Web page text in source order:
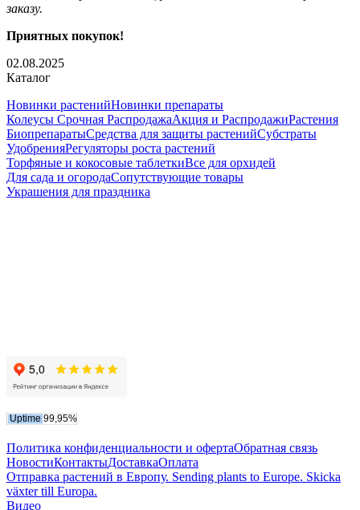
заказу.
Приятных покупок!
02.08.2025
Каталог
Новинки растенийНовинки препараты
Колеусы Срочная РаспродажаАкция и РаспродажиРастения
БиопрепаратыСредства для защиты растенийСубстраты
УдобренияРегуляторы роста растений
Торфяные и кокосовые таблеткиВсе для орхидей
Для сада и огородаСопутствующие товары
Украшения для праздника
Политика конфиденциальности и офертаОбратная связь
НовостиКонтактыДоставкаОплата
Отправка растений в Европу. Sending plants to Europe. Skicka
växter till Europa.
Видео